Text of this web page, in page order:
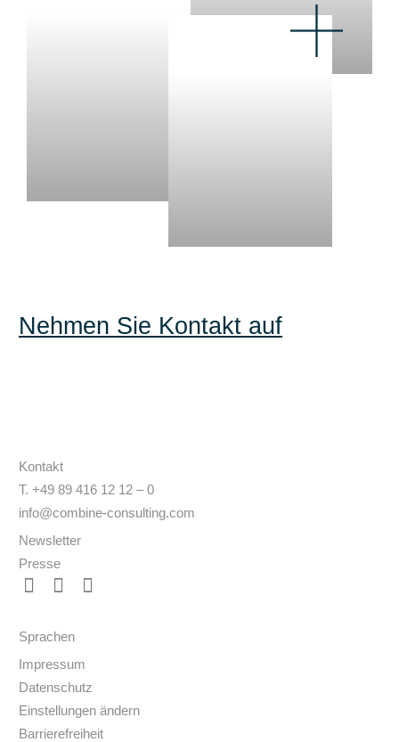
Nehmen Sie Kontakt auf
Kontakt
T. +49 89 416 12 12 – 0
info@combine-consulting.com
Newsletter
Presse
Sprachen
Impressum
Datenschutz
Einstellungen ändern
Barrierefreiheit